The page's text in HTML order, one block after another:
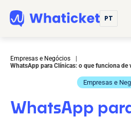
PT
Empresas e Negócios
WhatsApp para Clínicas: o que funciona de
Empresas e
WhatsApp